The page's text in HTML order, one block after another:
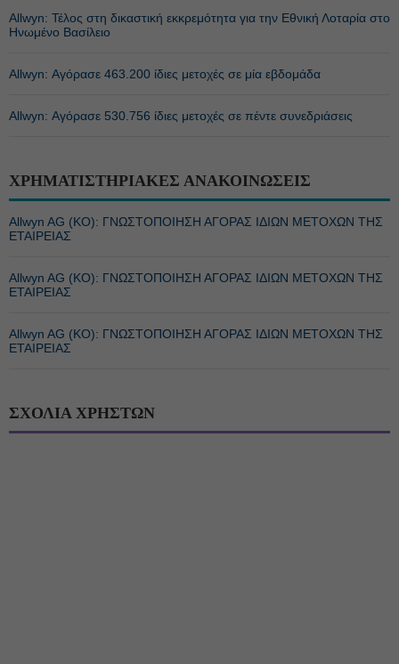
Allwyn: Τέλος στη δικαστική εκκρεμότητα για την Εθνική Λοταρία στο
Ηνωμένο Βασίλειο
Allwyn: Αγόρασε 463.200 ίδιες μετοχές σε μία εβδομάδα
Allwyn: Αγόρασε 530.756 ίδιες μετοχές σε πέντε συνεδριάσεις
ΧΡΗΜΑΤΙΣΤΗΡΙΑΚΕΣ ΑΝΑΚΟΙΝΩΣΕΙΣ
Allwyn AG (ΚΟ): ΓΝΩΣΤΟΠΟΙΗΣΗ ΑΓΟΡΑΣ ΙΔΙΩΝ ΜΕΤΟΧΩΝ ΤΗΣ
ΕΤΑΙΡΕΙΑΣ
Allwyn AG (ΚΟ): ΓΝΩΣΤΟΠΟΙΗΣΗ ΑΓΟΡΑΣ ΙΔΙΩΝ ΜΕΤΟΧΩΝ ΤΗΣ
ΕΤΑΙΡΕΙΑΣ
Allwyn AG (ΚΟ): ΓΝΩΣΤΟΠΟΙΗΣΗ ΑΓΟΡΑΣ ΙΔΙΩΝ ΜΕΤΟΧΩΝ ΤΗΣ
ΕΤΑΙΡΕΙΑΣ
ΣΧΟΛΙΑ ΧΡΗΣΤΩΝ